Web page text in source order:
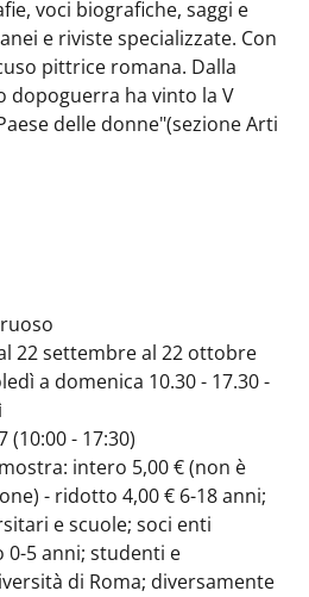
voci biografiche, saggi e
e riviste specializzate. Con
pittrice romana. Dalla
dopoguerra ha vinto la V
delle donne"(sezione Arti
22 settembre al 22 ottobre
a domenica 10.30 - 17.30 -
(10:00 - 17:30)
intero 5,00 € (non è
- ridotto 4,00 € 6-18 anni;
e scuole; soci enti
5 anni; studenti e
di Roma; diversamente